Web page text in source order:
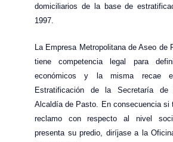
domiciliarios de la base de
1997.
La Empresa Metropolitana de Aseo de
tiene competencia legal para
económicos y la misma recae
Estratificación de la Secretaría
Alcaldía de Pasto. En consecuencia si
reclamo con respecto al nivel
presenta su predio, diríjase a la